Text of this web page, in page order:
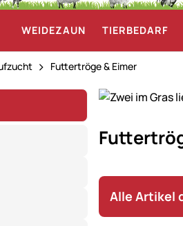
WEIDEZAUN TIERBEDARF
Futtertröge & Eimer
für
gesunde
undAlle Artikel